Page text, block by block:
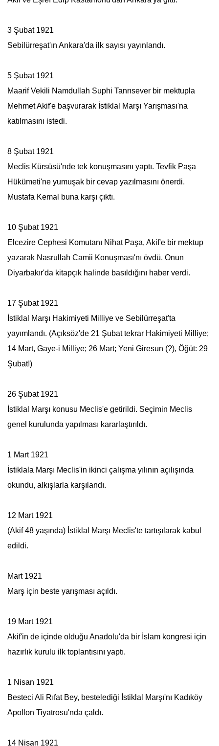
3 Şubat 1921
Sebilürreşat'ın Ankara'da ilk sayısı yayınlandı.
5 Şubat 1921
Maarif Vekili Namdullah Suphi Tanrısever bir mektupla
Mehmet Akif'e başvurarak İstiklal Marşı Yarışması'na
katılmasını istedi.
8 Şubat 1921
Meclis Kürsüsü'nde tek konuşmasını yaptı. Tevfik Paşa
Hükümeti'ne yumuşak bir cevap yazılmasını önerdi.
Mustafa Kemal buna karşı çıktı.
10 Şubat 1921
Elcezire Cephesi Komutanı Nihat Paşa, Akif'e bir mektup
yazarak Nasrullah Camii Konuşması'nı övdü. Onun
Diyarbakır'da kitapçık halinde basıldığını haber verdi.
17 Şubat 1921
İstiklal Marşı Hakimiyeti Milliye ve Sebilürreşat'ta
yayımlandı. (Açıksöz'de 21 Şubat tekrar Hakimiyeti Milliye;
14 Mart, Gaye-i Milliye; 26 Mart; Yeni Giresun (?), Öğüt: 29
Şubat!)
26 Şubat 1921
İstiklal Marşı konusu Meclis'e getirildi. Seçimin Meclis
genel kurulunda yapılması kararlaştırıldı.
1 Mart 1921
İstiklala Marşı Meclis'in ikinci çalışma yılının açılışında
okundu, alkışlarla karşılandı.
12 Mart 1921
(Akif 48 yaşında) İstiklal Marşı Meclis'te tartışılarak kabul
edildi.
Mart 1921
Marş için beste yarışması açıldı.
19 Mart 1921
Akif'in de içinde olduğu Anadolu'da bir İslam kongresi için
hazırlık kurulu ilk toplantısını yaptı.
1 Nisan 1921
Besteci Ali Rıfat Bey, bestelediği İstiklal Marşı'nı Kadıköy
Apollon Tiyatrosu'nda çaldı.
14 Nisan 1921